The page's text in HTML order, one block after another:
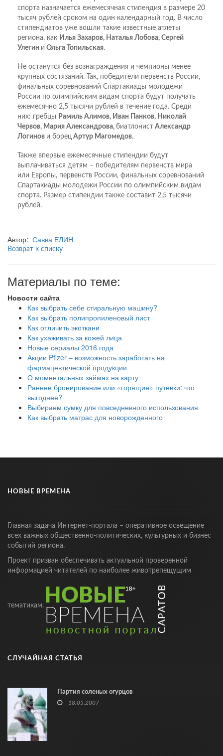
спорта назначается ежемесячная стипендия в размере 20
тысяч рублей сроком на один календарный год. В число
стипендиатов уже вошли такие известные атлеты
региона, как Илья Захаров, Наталья Лобова, Сергей
Улегин и Ольга Топильская.
Не останутся без вознаграждения и чемпионы менее
крупных состязаний. Так, победители первенств России,
финальных соревнований Спартакиады молодежи
России по олимпийским видам спорта будут получать
ежемесячно 2,5 тысячи рублей в течение года. Среди
них: гребцы Рамиль Алимов, Иван Панков, Николай
Червов, Мария Александрова, биатлонист Александр
Логинов и борец Артур Магомедов.
Также впервые ежемесячные стипендии будут
выплачиваться детям – победителям первенств мира
или Европы, первенств России, финальных соревнований
Спартакиады молодежи России по олимпийским видам
спорта. Размер стипендии также составит 2,5 тысячи
рублей.
Автор: Савва ЕЛИН
Возврат к списку
Материалы по теме:
Новости сайта
Как выбрать себе стиральную машину?
Как выбрать полипропиленовый лист
Как отличить экоткани
Как ухаживать за кожей лица
Новые сериалы 2016 года
Акции Pfizer – возможность заработать на
фармацевтической продукции
О моментальных займах на карту
Раннее бронирование или «горящие» путевки: что
выгоднее?
Выбираем сумку для повседневного использования
Как выбрать матрас для новорожденного
НОВЫЕ ВРЕМЕНА
Главная задача Интернет-портала – оперативное освещение
всех важных общественно-политических, культурных и бизнес
событий региона.
Проект призван обеспечивать актуальной проверенной
информацией читателей по наиболее животрепещущим
тематикам.
СЛУЧАЙНАЯ СТАТЬЯ
Партия соленых огурцов
18.05.2007